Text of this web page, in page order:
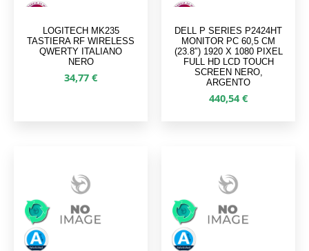
memoria
RAM installata
Risoluzione del
1920 x 1080 Pixel
Touch screen
Tipo di prodotto
Ibrido (2 in 1)
LOGITECH MK235
TASTIERA RF WIRELESS
QWERTY ITALIANO
NERO
34,77 €
DELL P SERIES P2424HT
MONITOR PC 60,5 CM
(23.8″) 1920 X 1080 PIXEL
FULL HD LCD TOUCH
SCREEN NERO,
ARGENTO
440,54 €